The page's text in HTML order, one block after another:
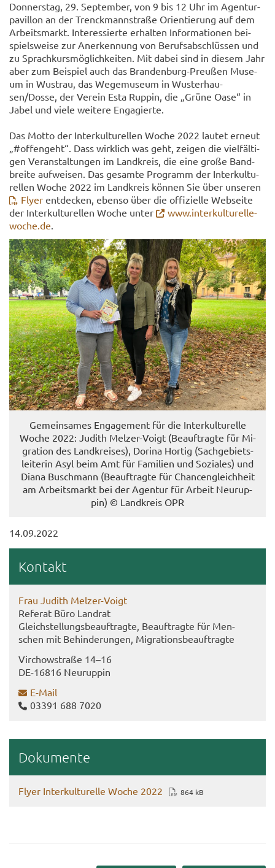
Don­ners­tag, 29. Sep­tem­ber, von 9 bis 12 Uhr im Agen­tur­
pa­vil­lon an der Trenck­mann­stra­ße Ori­en­tie­rung auf dem
Ar­beits­markt. In­ter­es­sier­te er­hal­ten In­for­ma­tio­nen bei­
spiels­wei­se zur An­er­ken­nung von Be­rufs­ab­schlüs­sen und
zu Sprach­kurs­mög­lich­kei­ten. Mit dabei sind in die­sem Jahr
aber zum Bei­spiel auch das Brandenburg-​Preußen Mu­se­
um in Wus­trau, das We­ge­mu­se­um in Wus­ter­hau­
sen/Dosse, der Ver­ein Esta Rup­pin, die „Grüne Oase“ in
Jabel und viele wei­te­re En­ga­gier­te.
Das Motto der In­ter­kul­tu­rel­len Woche 2022 lau­tet er­neut
„#of­fen­geht“. Dass wirk­lich was geht, zei­gen die viel­fäl­ti­
gen Ver­an­stal­tun­gen im Land­kreis, die eine große Band­
brei­te auf­wei­sen. Das ge­sam­te Pro­gramm der In­ter­kul­tu­
rel­len Woche 2022 im Land­kreis kön­nen Sie über un­se­ren
Flyer ent­de­cken, eben­so über die of­fi­zi­el­le Web­sei­te
der In­ter­kul­tu­rel­len Woche unter
www.in­ter­kul­tu­rel­le­
wo­che.de
Ge­mein­sa­mes En­ga­ge­ment für die In­ter­kul­tu­rel­le
Woche 2022: Ju­dith Melzer-​Voigt (Be­auf­trag­te für Mi­
gra­ti­on des Land­krei­ses), Do­ri­na Hor­tig (Sach­ge­biets­
lei­te­rin Asyl beim Amt für Fa­mi­li­en und So­zia­les) und
Diana Busch­mann (Be­auf­trag­te für Chan­cen­gleich­heit
am Ar­beits­markt bei der Agen­tur für Ar­beit Neu­rup­
pin) © Land­kreis OPR
14.09.2022
Kon­takt
Frau Ju­dith Melzer-​Voigt
Re­fe­rat Büro Land­rat
Gleich­stel­lungs­be­auf­trag­te, Be­auf­trag­te für Men­
schen mit Be­hin­de­run­gen, Mi­gra­ti­ons­be­auf­trag­te
Virch­ow­stra­ße 14–16
DE-​16816 Neu­rup­pin
E-​Mail
03391 688 7020
Do­ku­men­te
Flyer In­ter­kul­tu­rel­le Woche 2022 864 kB